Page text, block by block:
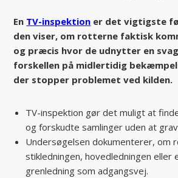
En TV-inspektion er det vigtigste
den viser, om rotterne faktisk
og præcis hvor de udnytter en
forskellen på midlertidig
der stopper problemet ved kilden.
TV-inspektion gør det muligt at
og forskudte samlinger uden at
Undersøgelsen dokumenterer, om
stikledningen, hovedledningen eller
grenledning som adgangsvej.